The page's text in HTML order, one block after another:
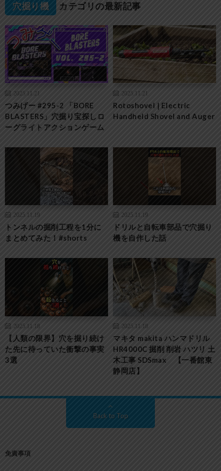
穴掘り機 カテゴリの最新記事
2025.11.21
つみげー #295-2 「BORE
BLASTERS」穴掘り宝探しロ
ーグライトアクションゲーム
2025.11.21
Rotoshovel | Electric
Handheld Shovel and Auger
2025.11.19
トンネルの掘削工程を1分に
まとめてみた！#shorts
2025.11.19
ドリルと自転車部品で穴掘り
機を自作した話
2025.11.18
【人類の限界】穴を掘り続け
た先に待っていた衝撃の事実
3選
2025.11.18
マキタ makita ハンマドリル
HR4000C 掘削 削岩 ハツリ 土
木工事 SDSmax 【一番館東
静岡店】
Back to Top
免責事項